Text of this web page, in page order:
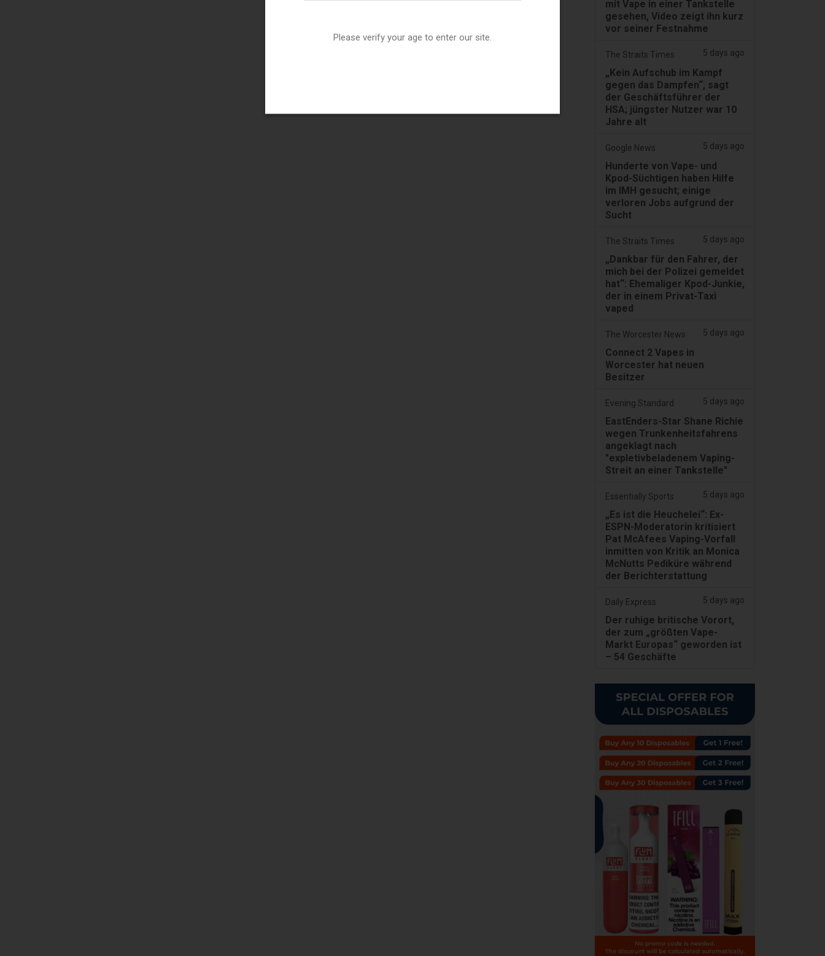
mit Vape in einer Tankstelle
gesehen, Video zeigt ihn kurz
vor seiner Festnahme
The Straits Times 5 days ago
„Kein Aufschub im Kampf
gegen das Dampfen“, sagt
der Geschäftsführer der
HSA; jüngster Nutzer war 10
Jahre alt
Google News 5 days ago
Hunderte von Vape- und
Kpod-Süchtigen haben Hilfe
im IMH gesucht; einige
verloren Jobs aufgrund der
Sucht
The Straits Times 5 days ago
„Dankbar für den Fahrer, der
mich bei der Polizei gemeldet
hat“: Ehemaliger Kpod-Junkie,
der in einem Privat-Taxi
vaped
The Worcester News 5 days ago
Connect 2 Vapes in
Worcester hat neuen
Besitzer
Evening Standard 5 days ago
EastEnders-Star Shane Richie
wegen Trunkenheitsfahrens
angeklagt nach
"expletivbeladenem Vaping-
Streit an einer Tankstelle"
Essentially Sports 5 days ago
„Es ist die Heuchelei“: Ex-
ESPN-Moderatorin kritisiert
Pat McAfees Vaping-Vorfall
inmitten von Kritik an Monica
McNutts Pediküre während
der Berichterstattung
Daily Express 5 days ago
Der ruhige britische Vorort,
der zum „größten Vape-
Markt Europas“ geworden ist
– 54 Geschäfte
Please verify your age to enter our site.